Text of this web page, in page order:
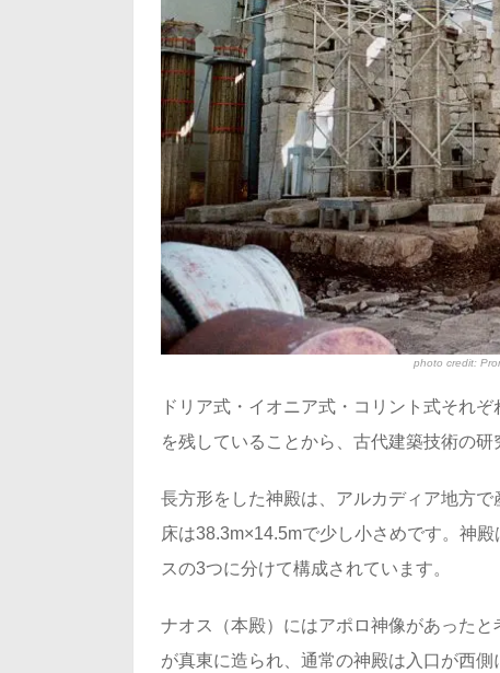
photo credit:
ドリア式・イオニア式・コリント式それ
を残していることから、古代建築技術の研
長方形をした神殿は、アルカディア地方
床は38.3m×14.5mで少し小さめです。神
スの3つに分けて構成されています。
ナオス（本殿）にはアポロ神像があった
が真東に造られ、通常の神殿は入口が西